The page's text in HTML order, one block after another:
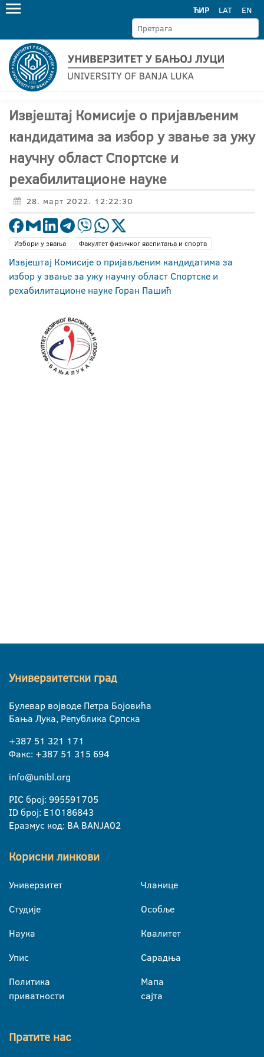
ЋИР LAT EN
Извјештај Комисије о пријављеним
кандидатима за избор у звање за ужу
научну област Спортске и
рехабилитационе науке
28. март 2022. 12:22:30
Избори у звања Факултет физичког васпитања и спорта
Извјештај Комисије о пријављеним кандидатима за
избор у звање за ужу научну област Спортске и
рехабилитационе науке Горан Пашић
Универзитетски град
Булевар војводе Петра Бојовића
Бања Лука, Република Српска
+387 51 321 171
Факс: +387 51 315 694
info@unibl.org
PIC број: 995591705
ID број: E10186843
Еразмус код: BA BANJA02
Корисни линкови
Универзитет
Студије
Наука
Упис
Политика
приватности
Чланице
Особље
Квалитет
Сарадња
Мапа
сајта
Пратите нас